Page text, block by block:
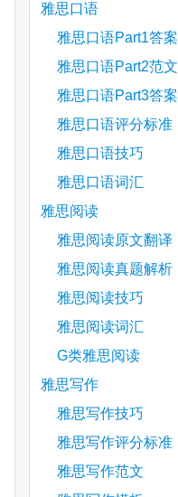
雅思口语
雅思口语Part1答案
雅思口语Part2范文
雅思口语Part3答案
雅思口语评分标准
雅思口语技巧
雅思口语词汇
雅思阅读
雅思阅读原文翻译
雅思阅读真题解析
雅思阅读技巧
雅思阅读词汇
G类雅思阅读
雅思写作
雅思写作技巧
雅思写作评分标准
雅思写作范文